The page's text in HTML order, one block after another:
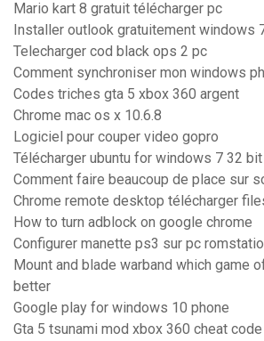
Mario kart 8 gratuit télécharger pc
Installer outlook gratuitement windows
Telecharger cod black ops 2 pc
Comment synchroniser mon windows
Codes triches gta 5 xbox 360 argent
Chrome mac os x 10.6.8
Logiciel pour couper video gopro
Télécharger ubuntu for windows 7 32 bit
Comment faire beaucoup de place sur
Chrome remote desktop télécharger
How to turn adblock on google chrome
Configurer manette ps3 sur pc
Mount and blade warband which game
better
Google play for windows 10 phone
Gta 5 tsunami mod xbox 360 cheat code